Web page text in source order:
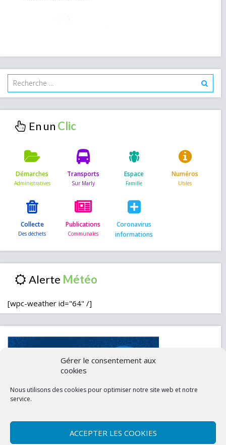
Gérer le consentement aux
cookies
Nous utilisons des cookies pour optimiser notre site web et notre
service.
ACCEPTER LES COOKIES
En un
Démarches Transports Espace Numéros
Collecte Publications
Coronavirus
informations
Alerte
[wpc-weather id="64" /]